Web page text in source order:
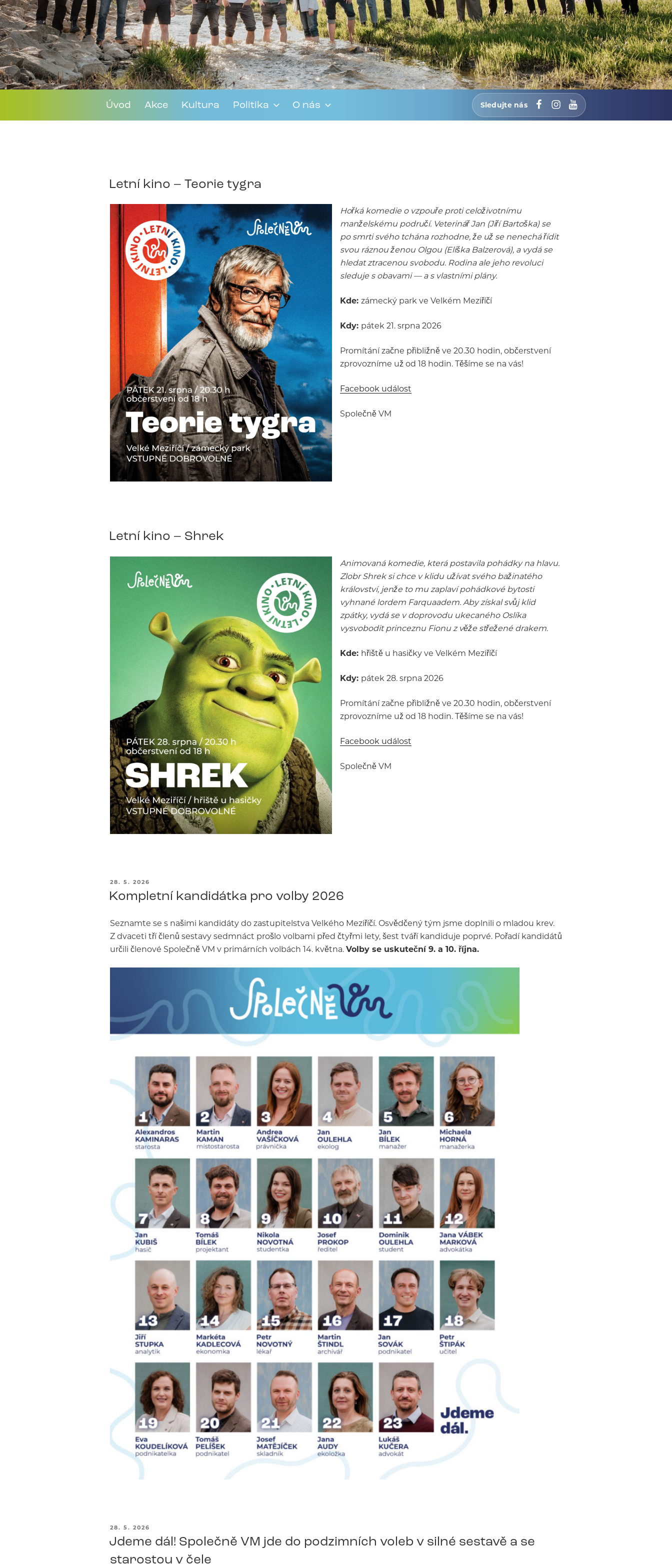
Úvod Akce Kultura Politika O nás Sledujte nás Facebook
Instagram
YouTube
Letní kino – Teorie tygra
Hořká komedie o vzpouře proti celoživotnímu
manželskému područí. Veterinář Jan (Jiří Bartoška) se
po smrti svého tchána rozhodne, že už se nenechá řídit
svou ráznou ženou Olgou (Eliška Balzerová), a vydá se
hledat ztracenou svobodu. Rodina ale jeho revoluci
sleduje s obavami — a s vlastními plány.
Kde: zámecký park ve Velkém Meziříčí
Kdy: pátek 21. srpna 2026
Promítání začne přibližně ve 20.30 hodin, občerstvení
zprovozníme už od 18 hodin. Těšíme se na vás!
Facebook událost
Společně VM
Letní kino – Shrek
Animovaná komedie, která postavila pohádky na hlavu.
Zlobr Shrek si chce v klidu užívat svého bažinatého
království, jenže to mu zaplaví pohádkové bytosti
vyhnané lordem Farquaadem. Aby získal svůj klid
zpátky, vydá se v doprovodu ukecaného Oslíka
vysvobodit princeznu Fionu z věže střežené drakem.
Kde: hřiště u hasičky ve Velkém Meziříčí
Kdy: pátek 28. srpna 2026
Promítání začne přibližně ve 20.30 hodin, občerstvení
zprovozníme už od 18 hodin. Těšíme se na vás!
Facebook událost
Společně VM
PUBLIKOVÁNO
28. 5. 2026
Kompletní kandidátka pro volby 2026
Seznamte se s našimi kandidáty do zastupitelstva Velkého Meziříčí. Osvědčený tým jsme doplnili o mladou krev.
Z dvaceti tří členů sestavy sedmnáct prošlo volbami před čtyřmi lety, šest tváří kandiduje poprvé. Pořadí kandidátů
určili členové Společně VM v primárních volbách 14. května.Volby se uskuteční 9. a 10. října.
PUBLIKOVÁNO
28. 5. 2026
Jdeme dál! Společně VM jde do podzimních voleb v silné sestavě a se
starostou v čele